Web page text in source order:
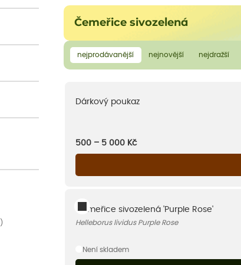
Čemeřice sivozelená
nejprodávanější nejnovější nejdražší
Dárkový poukaz
500 – 5 000 Kč
Čemeřice sivozelená 'Purple Rose'
Helleborus lividus Purple Rose
Není skladem